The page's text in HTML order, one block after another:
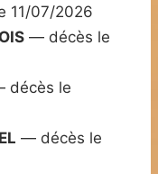
11/07/2026
— décès le
décès le
— décès le